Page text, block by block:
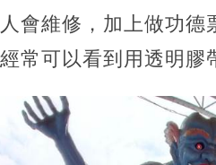
會維修，加上做功
常可以看到用透明膠